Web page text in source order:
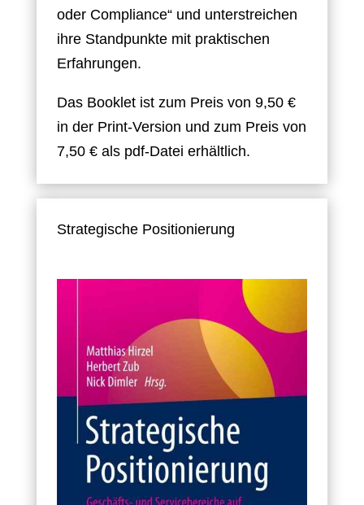
oder Compliance“ und unterstreichen
ihre Standpunkte mit praktischen
Erfahrungen.
Das Booklet ist zum Preis von 9,50 €
in der Print-Version und zum Preis von
7,50 € als pdf-Datei erhältlich.
Strategische Positionierung